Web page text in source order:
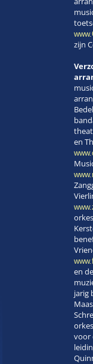
zijn
en
en
jarig
voor